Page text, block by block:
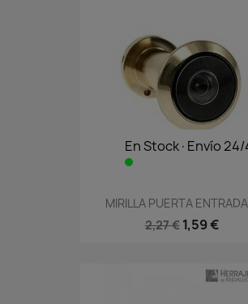
En Stock·Envío
MIRILLA PUERTA
2,27 € 1,59 €